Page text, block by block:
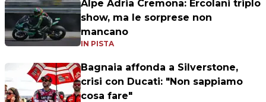
Alpe Adria Cremona: Ercolani triplo
show, ma le sorprese non
mancano
IN PISTA
Bagnaia affonda a Silverstone,
crisi con Ducati: "Non sappiamo
cosa fare"